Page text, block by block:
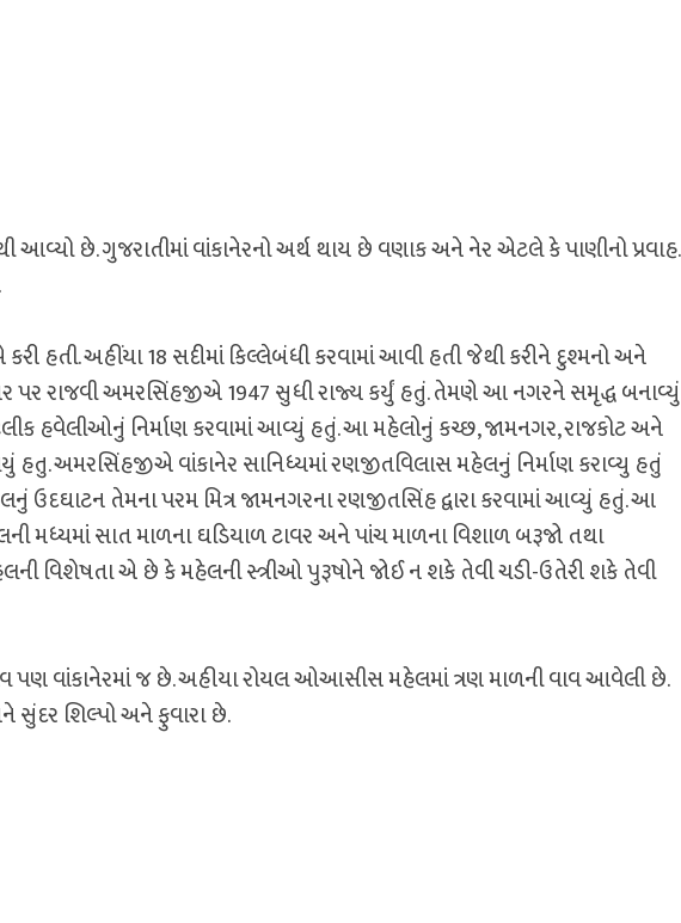
આવ્યો છે. ગુજરાતીમાં વાંકાનેરનો અર્થ થાય છે વણાક અને નેર એટલે કે પાણીનો પ્રવાહ.
કરી હતી. અહીંયા 18 સદીમાં કિલ્લેબંધી કરવામાં આવી હતી જેથી કરીને દુશ્મનો અને
પર રાજવી અમરસિંહજીએ 1947 સુધી રાજ્ય કર્યું હતું. તેમણે આ નગરને સમૃદ્ધ બનાવ્યું
હવેલીઓનું નિર્માણ કરવામાં આવ્યું હતું. આ મહેલોનું કચ્છ, જામનગર, રાજકોટ અને
અમરસિંહજીએ વાંકાનેર સાનિધ્યમાં રણજીતવિલાસ મહેલનું નિર્માણ કરાવ્યુ હતું
તેમના પરમ મિત્ર જામનગરના રણજીતસિંહ દ્વારા કરવામાં આવ્યું હતું. આ
મધ્યમાં સાત માળના ઘડિયાળ ટાવર અને પાંચ માળના વિશાળ બરૂજો તથા
વિશેષતા એ છે કે મહેલની સ્ત્રીઓ પુરૂષોને જોઈ ન શકે તેવી ચડી-ઉતેરી શકે તેવી
પણ વાંકાનેરમાં જ છે. અહીયા રોયલ ઓઆસીસ મહેલમાં ત્રણ માળની વાવ આવેલી છે.
શિલ્પો અને ફુવારા છે.